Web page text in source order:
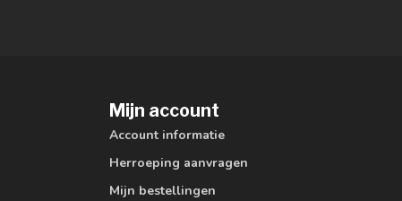
Mijn account
Account informatie
Herroeping aanvragen
Mijn bestellingen